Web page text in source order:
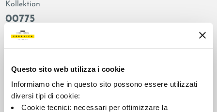
Questo sito web utilizza i cookie
Informiamo che in questo sito possono essere utilizzati
diversi tipi di cookie:
Cookie tecnici: necessari per ottimizzare la
Kollektion
00775
Farbe:
Elfenbein
Schlicht
Format:
60.0x60.0
natur
matt
Schattierung: